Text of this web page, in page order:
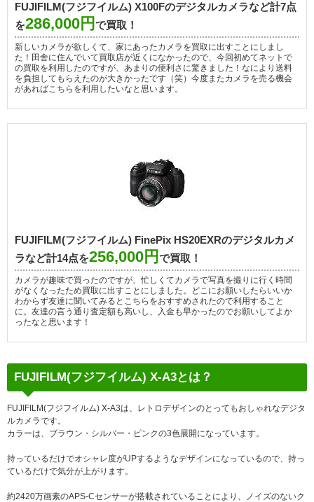
FUJIFILM(フジフイルム) X100Fのデジタルカメラなど計7点
を286,000円 で買取！
新しいカメラが欲しくて、家にあったカメラを買取に出すことにしまし
た！田舎に住んでいて買取店が近くになかったので、今回初めてネットで
の買取を利用したのですが、あまりの便利さに驚きました！なにより送料
を負担してもらえたのが大きかったです（笑）今度またカメラを売る機会
があればこちらを利用したいなと思います。
FUJIFILM(フジフイルム) FinePix HS20EXRのデジタルカメ
ラなど計14点を256,000円 で買取！
カメラが趣味で買ったのですが、忙しくてカメラで写真を撮りに行く時間
がなくなったため買取に出すことにしました。どこにお願いしたらいいか
わからず友達に聞いてみるとこちらをおすすめされたので利用すること
に。友達の言う通り査定額も高いし、入金も早かったのでお願いしてよか
ったなと思います！
FUJIFILM(フジフイルム) X-A3とは？
FUJIFILM(フジフイルム) X-A3は、レトロデザインのとってもおしゃれなデジタ
ルカメラです。
カラーは、ブラウン・シルバー・ピンクの3色展開になっています。
持っているだけでオシャレ度がUPするようなデザインになっているので、持っ
ているだけで気分が上がります。
約2420万画素のAPS-Cセンサーが搭載されていることにより、ノイズのないク